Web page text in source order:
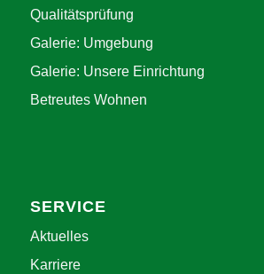
Qualitätsprüfung
Galerie: Umgebung
Galerie: Unsere Einrichtung
Betreutes Wohnen
SERVICE
Aktuelles
Karriere